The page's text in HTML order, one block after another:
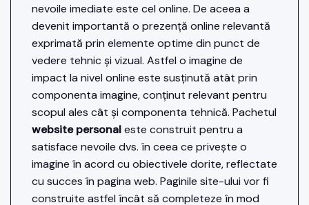
nevoile imediate este cel online. De aceea a
devenit importantă o prezență online relevantă
exprimată prin elemente optime din punct de
vedere tehnic și vizual. Astfel o imagine de
impact la nivel online este susținută atât prin
componenta imagine, conținut relevant pentru
scopul ales cât și componenta tehnică. Pachetul
website personaleste construit pentru a
satisface nevoile dvs. în ceea ce privește o
imagine în acord cu obiectivele dorite, reflectate
cu succes în pagina web. Paginile site-ului vor fi
construite astfel încât să completeze în mod